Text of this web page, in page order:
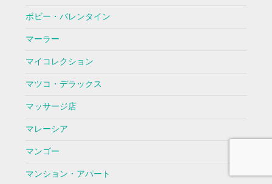
ボビー・バレンタイン
マーラー
マイコレクション
マツコ・デラックス
マッサージ店
マレーシア
マンゴー
マンション・アパート